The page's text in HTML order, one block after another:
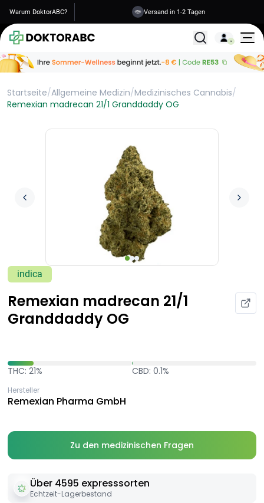
Warum DoktorABC? Versand in 1-2 Tagen
Alle
Startseite/Allgemeine Medizin/Medizinisches Cannabis/
Remexian madrecan 21/1 Granddaddy OG
indica
Remexian madrecan 21/1
Granddaddy OG
THC: 21% CBD: 0.1%
Hersteller
Remexian Pharma GmbH
Zu den medizinischen Fragen
Über 4595 expresssorten
Echtzeit-Lagerbestand